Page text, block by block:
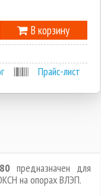
В корзину
Прайс-лист
предназначен для
на опорах ВЛЭП.